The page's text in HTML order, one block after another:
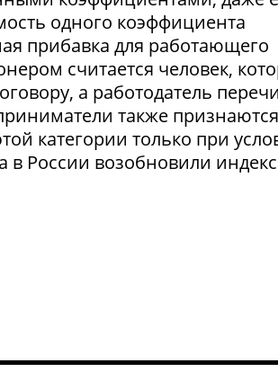
одного коэффициента
прибавка для работающего
считается человек,
а работодатель
также признаются
категории только при
в России возобновили